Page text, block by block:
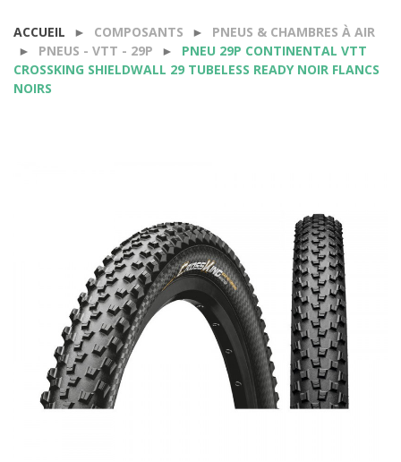
ACCUEIL COMPOSANTS
PNEUS & CHAMBRES À AIR
PNEUS - VTT - 29P
PNEU 29P CONTINENTAL VTT
CROSSKING SHIELDWALL 29 TUBELESS READY NOIR FLANCS
NOIRS